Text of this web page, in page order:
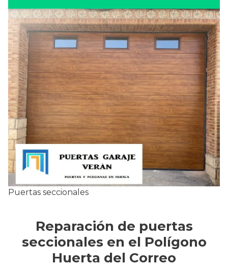
Puertas seccionales
Reparación de puertas
seccionales en el Polígono
Huerta del Correo